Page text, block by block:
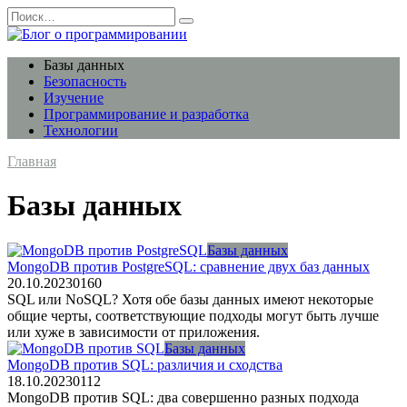
Перейти
к
содержанию
Search
for:
Базы данных
Безопасность
Изучение
Программирование и разработка
Технологии
Главная
Базы данных
Базы данных
MongoDB против PostgreSQL: сравнение двух баз данных
20.10.20230160
SQL или NoSQL? Хотя обе базы данных имеют некоторые
общие черты, соответствующие подходы могут быть лучше
или хуже в зависимости от приложения.
Базы данных
MongoDB против SQL: различия и сходства
18.10.20230112
MongoDB против SQL: два совершенно разных подхода